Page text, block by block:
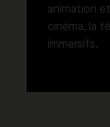
animation
cinéma, la
immersifs.